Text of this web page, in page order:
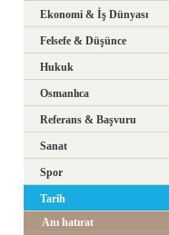
Ekonomi & İş Dünyası
Felsefe & Düşünce
Hukuk
Osmanlıca
Referans & Başvuru
Sanat
Spor
Tarih
Anı hatırat